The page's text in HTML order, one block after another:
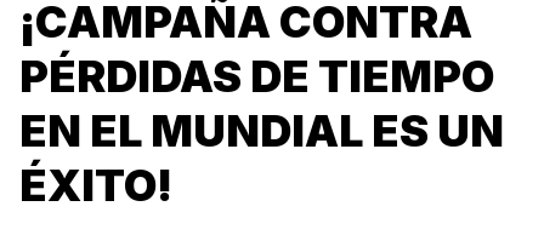
¡CAMPAÑA CONTRA
PÉRDIDAS DE TIEMPO
EN EL MUNDIAL ES UN
ÉXITO!